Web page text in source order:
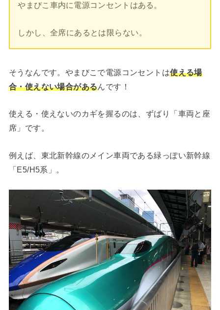
やまびこ車内に電源コンセントはある。
しかし、全席にあるとは限らない。
そうなんです。やまびこで電源コンセントは使える場
合・使えない場合があるんです！
使える・使えないのカギを握るのは、ずばり「車両と座
席」です。
例えば、東北新幹線のメイン車両である緑っぽい新幹線
「E5/H5系」。